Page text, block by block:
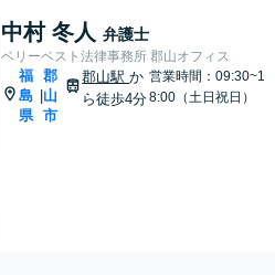
中村 冬人 弁護士
ベリーベスト法律事務所 郡山オフィス
福
島
県
郡
山
市
郡山駅か
ら徒歩4分
営業時間：09:30~1
8:00（土日祝日）